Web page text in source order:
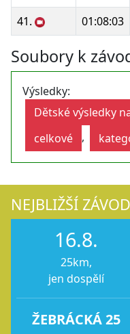
41. 01:08:03
Soubory k
Výsledky:
Dětské výsledky
celkové
,
NEJBLIŽŠÍ
16.8.
25km,
jen dospělí
ŽEBRÁCKÁ 25